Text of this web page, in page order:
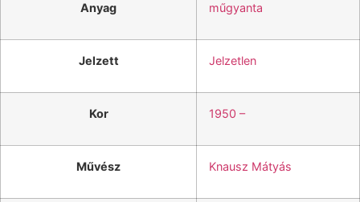
Anyag műgyanta
Jelzett Jelzetlen
Kor 1950 –
Művész Knausz Mátyás